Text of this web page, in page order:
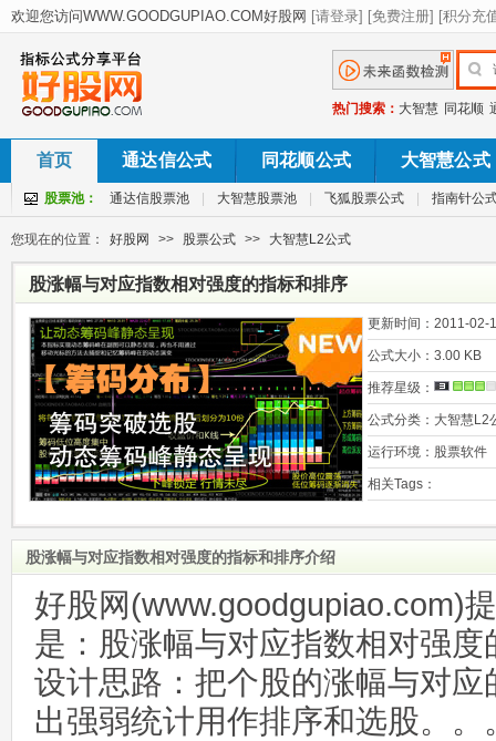
热门搜索： 大智慧 同花顺
首页 通达信公式 同花顺公式 大智慧公式
股票池： 通达信股票池 大智慧股票池 飞狐股票公式 指南针公
您现在的位置： 好股网 >> 股票公式 >> 大智慧L2公式
股涨幅与对应指数相对强度的指标和排序
更新时间： 2011-02-
公式大小： 3.00 KB
推荐星级：
公式分类： 大智慧L2
运行环境： 股票软件
相关Tags：
股涨幅与对应指数相对强度的指标和排序介绍
好股网(www.goodgupiao.com)
是：股涨幅与对应指数相对强度
设计思路：把个股的涨幅与对
出强弱统计用作排序和选股。